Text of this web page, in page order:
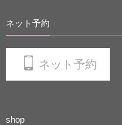
ネット予約
ネット予約
shop